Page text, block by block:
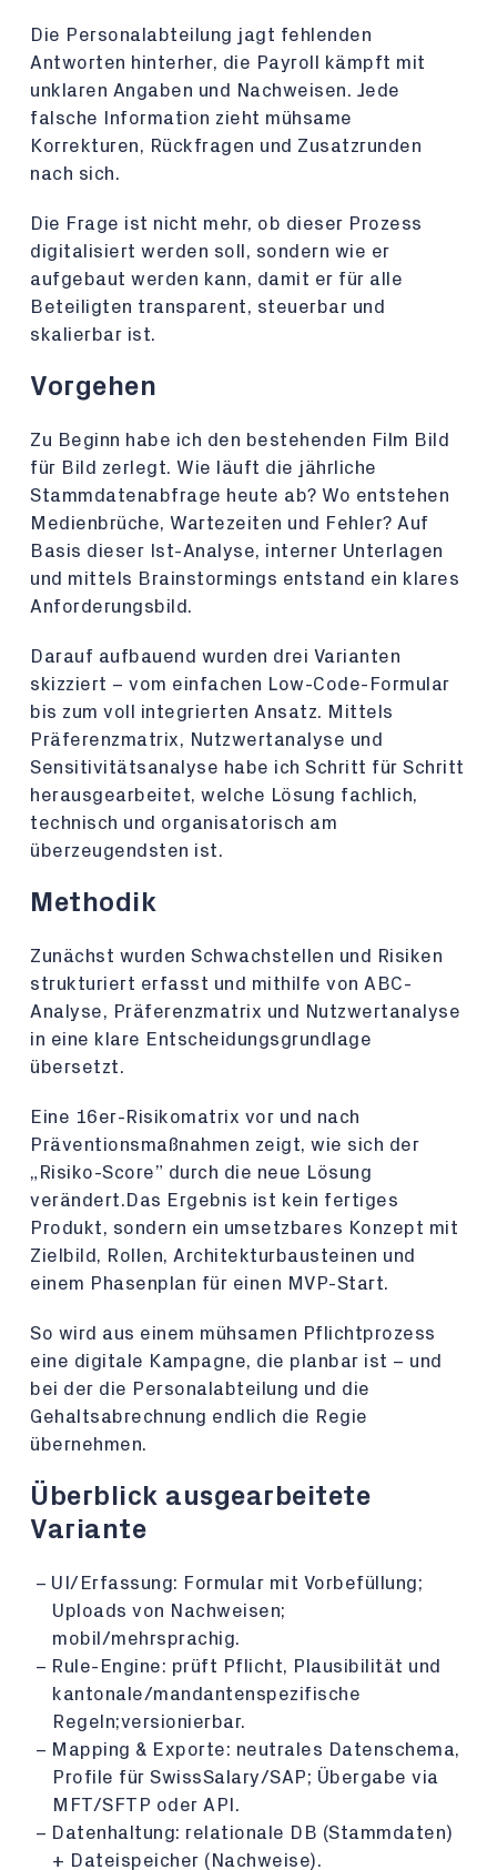
Die Personalabteilung jagt fehlenden
Antworten hinterher, die Payroll kämpft mit
unklaren Angaben und Nachweisen. Jede
falsche Information zieht mühsame
Korrekturen, Rückfragen und Zusatzrunden
nach sich.
Die Frage ist nicht mehr, ob dieser Prozess
digitalisiert werden soll, sondern wie er
aufgebaut werden kann, damit er für alle
Beteiligten transparent, steuerbar und
skalierbar ist.
Vorgehen
Zu Beginn habe ich den bestehenden Film Bild
für Bild zerlegt. Wie läuft die jährliche
Stammdatenabfrage heute ab? Wo entstehen
Medienbrüche, Wartezeiten und Fehler? Auf
Basis dieser Ist-Analyse, interner Unterlagen
und mittels Brainstormings entstand ein klares
Anforderungsbild.
Darauf aufbauend wurden drei Varianten
skizziert – vom einfachen Low-Code-Formular
bis zum voll integrierten Ansatz. Mittels
Präferenzmatrix, Nutzwertanalyse und
Sensitivitätsanalyse habe ich Schritt für Schritt
herausgearbeitet, welche Lösung fachlich,
technisch und organisatorisch am
überzeugendsten ist.
Methodik
Zunächst wurden Schwachstellen und Risiken
strukturiert erfasst und mithilfe von ABC-
Analyse, Präferenzmatrix und Nutzwertanalyse
in eine klare Entscheidungsgrundlage
übersetzt.
Eine 16er-Risikomatrix vor und nach
Präventionsmaßnahmen zeigt, wie sich der
„Risiko-Score” durch die neue Lösung
verändert.Das Ergebnis ist kein fertiges
Produkt, sondern ein umsetzbares Konzept mit
Zielbild, Rollen, Architekturbausteinen und
einem Phasenplan für einen MVP-Start.
So wird aus einem mühsamen Pflichtprozess
eine digitale Kampagne, die planbar ist – und
bei der die Personalabteilung und die
Gehaltsabrechnung endlich die Regie
übernehmen.
Überblick ausgearbeitete
Variante
UI/Erfassung: Formular mit Vorbefüllung;
Uploads von Nachweisen;
mobil/mehrsprachig.
Rule-Engine: prüft Pflicht, Plausibilität und
kantonale/mandantenspezifische
Regeln;versionierbar.
Mapping & Exporte: neutrales Datenschema,
Profile für SwissSalary/SAP; Übergabe via
MFT/SFTP oder API.
Datenhaltung: relationale DB (Stammdaten)
+ Dateispeicher (Nachweise).